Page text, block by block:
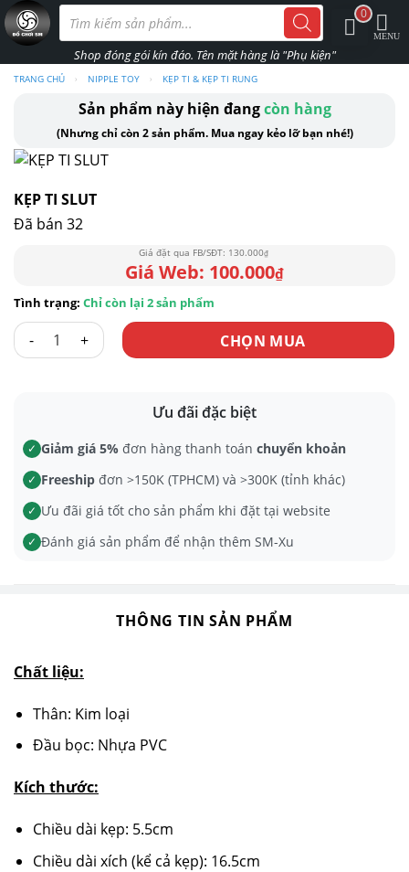
Skip
to
Tìm
kiếm
phẩm
TRANG CHỦ › NIPPLE TOY › KẸP TI & KẸP TI RUNG
Sản phẩm này hiện đangcòn hàng
(Nhưng chỉ còn 2 sản phẩm. Mua ngay kẻo lỡ bạn nhé!)
KẸP TI SLUT
Đã bán 32
130.000₫
100.000₫
Chỉ còn lại 2 sản phẩm
KẸP TI SLUT số lượng CHỌN MUA
Ưu đãi đặc biệt
✓ Giảm giá 5% đơn hàng thanh toán chuyển khoản
✓ Freeship đơn >150K (TPHCM) và >300K (tỉnh khác)
✓ Ưu đãi giá tốt cho sản phẩm khi đặt tại website
✓ Đánh giá sản phẩm để nhận thêm SM-Xu
THÔNG TIN SẢN PHẨM
Chất liệu:
Thân: Kim loại
Đầu bọc: Nhựa PVC
Kích thước:
Chiều dài kẹp: 5.5cm
Chiều dài xích (kể cả kẹp): 16.5cm
0